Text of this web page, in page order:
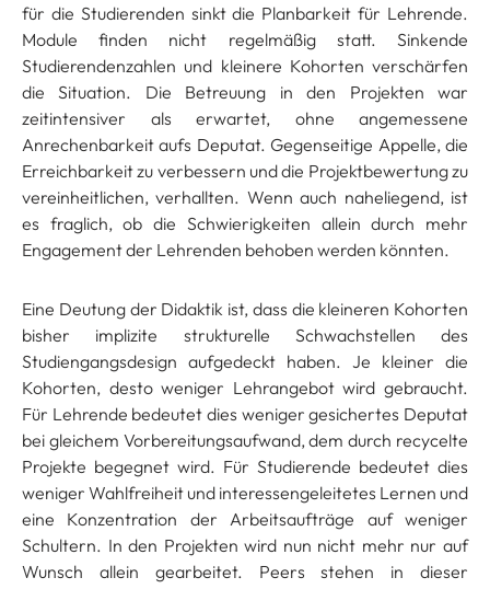
für die Studierenden sinkt die Planbarkeit für Lehrende.
Module finden nicht regelmäßig statt. Sinkende
Studierendenzahlen und kleinere Kohorten verschärfen
die Situation. Die Betreuung in den Projekten war
zeitintensiver als erwartet, ohne angemessene
Anrechenbarkeit aufs Deputat. Gegenseitige Appelle, die
Erreichbarkeit zu verbessern und die Projektbewertung zu
vereinheitlichen, verhallten. Wenn auch naheliegend, ist
es fraglich, ob die Schwierigkeiten allein durch mehr
Engagement der Lehrenden behoben werden könnten.
Eine Deutung der Didaktik ist, dass die kleineren Kohorten
bisher implizite strukturelle Schwachstellen des
Studiengangsdesign aufgedeckt haben. Je kleiner die
Kohorten, desto weniger Lehrangebot wird gebraucht.
Für Lehrende bedeutet dies weniger gesichertes Deputat
bei gleichem Vorbereitungsaufwand, dem durch recycelte
Projekte begegnet wird. Für Studierende bedeutet dies
weniger Wahlfreiheit und interessengeleitetes Lernen und
eine Konzentration der Arbeitsaufträge auf weniger
Schultern. In den Projekten wird nun nicht mehr nur auf
Wunsch allein gearbeitet. Peers stehen in dieser